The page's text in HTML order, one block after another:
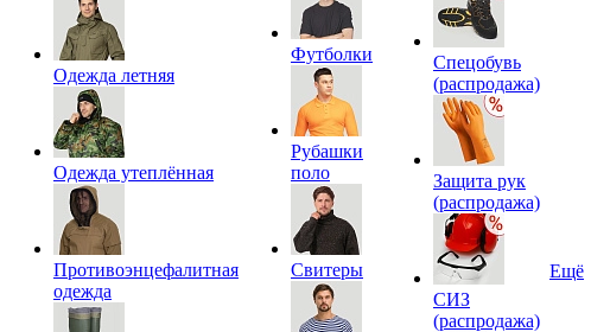
Одежда летняя
Одежда утеплённая
Противоэнцефалитная
одежда
Футболки
Рубашки
поло
Свитеры
Спецобувь
(распродажа)
Защита рук
(распродажа)
СИЗ
(распродажа)
Ещё